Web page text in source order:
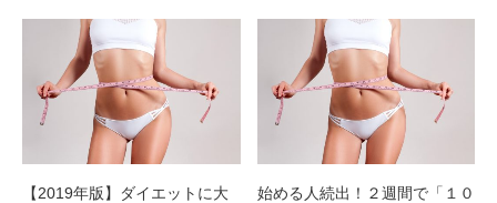
【2019年版】ダイエットに大
始める人続出！２週間で「１０